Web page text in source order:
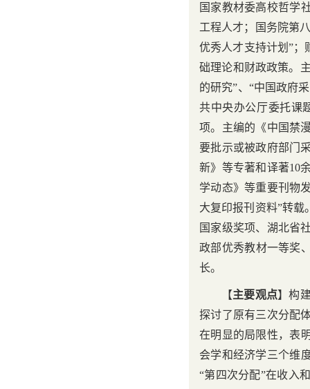
国家教材委高校哲学
工程人才；国务院第
优秀人才支持计划”；
础理论和财政政策。
的研究”、“中国政府
共中央办公厅委托课
项。主编的《中国禁
要批示或被政府部门
新》等专著和译著10
学动态》等重要刊物
大复印报刊资料”转
国家级奖项、湖北省
政部优秀教材一等奖
长。
【主要观点】构
探讨了原有三次分配
在明显的局限性，表
会学和经济学三个维
“第四次分配”在收入